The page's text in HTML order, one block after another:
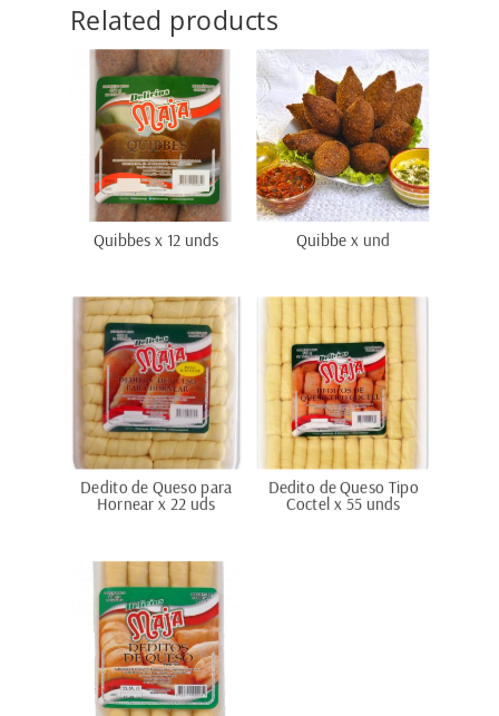
Related products
Quibbes x 12 unds Quibbe x und
Dedito de Queso para
Hornear x 22 uds
Dedito de Queso Tipo
Coctel x 55 unds